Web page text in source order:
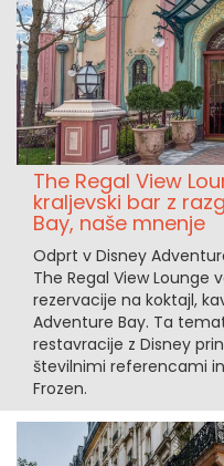
The Regal View
kraljevski bar z
Bay, naše mnenje
Odprt v Disney
The Regal View Lounge
rezervacije na koktajl,
Adventure Bay. Ta
restavracije z Disney
številnimi referencami
Frozen.